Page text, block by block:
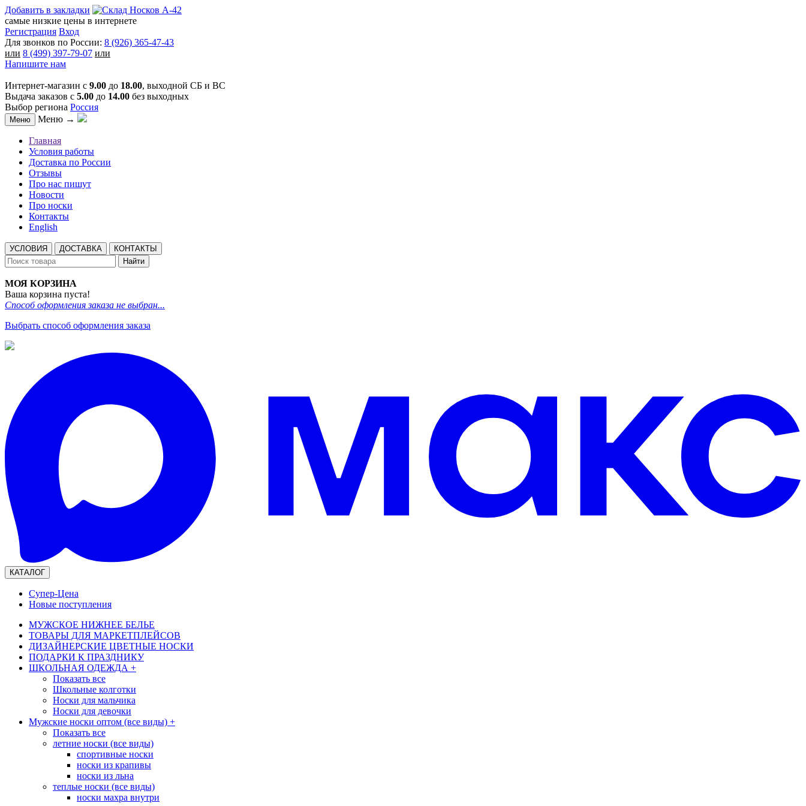
Добавить в закладки
самые низкие цены в интернете
Регистрация Вход
Для звонков по России: 8 (926) 365-47-43
или 8 (499) 397-79-07 или
Напишите нам
Интернет-магазин с 9.00 до 18.00, выходной СБ и ВС
Выдача заказов с 5.00 до 14.00 без выходных
Выбор региона Россия
Меню Меню →
Главная
Условия работы
Доставка по России
Отзывы
Про нас пишут
Новости
Про носки
Контакты
English
УСЛОВИЯ ДОСТАВКА
КОНТАКТЫ
Найти
МОЯ КОРЗИНА
Ваша корзина пуста!
Способ оформления заказа не выбран...
Выбрать способ оформления заказа
КАТАЛОГ
Супер-Цена
Новые поступления
МУЖСКОЕ НИЖНЕЕ БЕЛЬЕ
ТОВАРЫ ДЛЯ МАРКЕТПЛЕЙСОВ
ДИЗАЙНЕРСКИЕ ЦВЕТНЫЕ НОСКИ
ПОДАРКИ К ПРАЗДНИКУ
ШКОЛЬНАЯ ОДЕЖДА +
Показать все
Школьные колготки
Носки для мальчика
Носки для девочки
Мужские носки оптом (все виды) +
Показать все
летние носки (все виды)
спортивные носки
носки из крапивы
носки из льна
теплые носки (все виды)
носки махра внутри